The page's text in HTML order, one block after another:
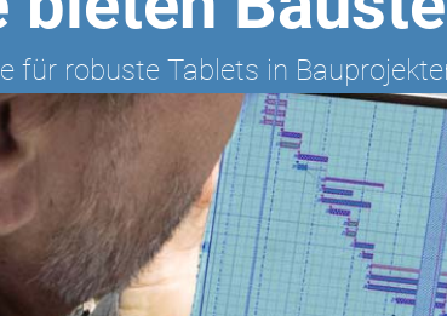
für robuste Tablets in